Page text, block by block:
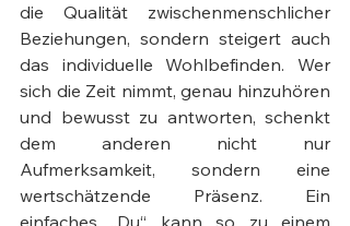
die Qualität zwischenmenschlicher
Beziehungen, sondern steigert auch
das individuelle Wohlbefinden. Wer
sich die Zeit nimmt, genau hinzuhören
und bewusst zu antworten, schenkt
dem anderen nicht nur
Aufmerksamkeit, sondern eine
wertschätzende Präsenz. Ein